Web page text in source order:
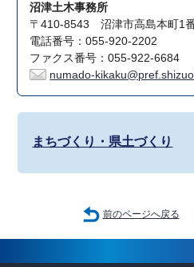
沼津土木事務所
〒410-8543 沼津市高島本町1
電話番号：055-920-2202
ファクス番号：055-922-6684
numado-
まちづくり・県土づくり
前のページへ戻る